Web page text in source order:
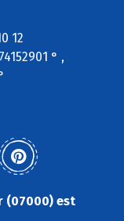
12
° ,
(07000) est